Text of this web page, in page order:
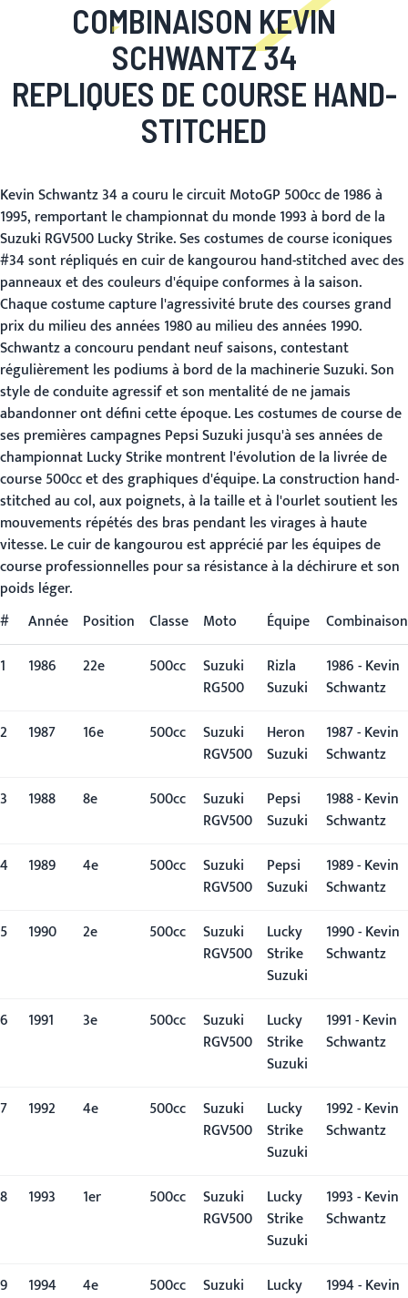
COMBINAISON KEVIN
SCHWANTZ 34
REPLIQUES DE COURSE HAND-
STITCHED
Kevin Schwantz 34 a couru le circuit MotoGP 500cc de 1986 à
1995, remportant le championnat du monde 1993 à bord de la
Suzuki RGV500 Lucky Strike. Ses costumes de course iconiques
#34 sont répliqués en cuir de kangourou hand-stitched avec des
panneaux et des couleurs d'équipe conformes à la saison.
Chaque costume capture l'agressivité brute des courses grand
prix du milieu des années 1980 au milieu des années 1990.
Schwantz a concouru pendant neuf saisons, contestant
régulièrement les podiums à bord de la machinerie Suzuki. Son
style de conduite agressif et son mentalité de ne jamais
abandonner ont défini cette époque. Les costumes de course de
ses premières campagnes Pepsi Suzuki jusqu'à ses années de
championnat Lucky Strike montrent l'évolution de la livrée de
course 500cc et des graphiques d'équipe. La construction hand-
stitched au col, aux poignets, à la taille et à l'ourlet soutient les
mouvements répétés des bras pendant les virages à haute
vitesse. Le cuir de kangourou est apprécié par les équipes de
course professionnelles pour sa résistance à la déchirure et son
poids léger.
#
Année Position Classe Moto Équipe
Combinaison
1
1986 22e 500cc
Suzuki
RG500
Rizla
Suzuki
1986 - Kevin
Schwantz
2
1987 16e 500cc
Suzuki
RGV500
Heron
Suzuki
1987 - Kevin
Schwantz
3
1988 8e 500cc
Suzuki
RGV500
Pepsi
Suzuki
1988 - Kevin
Schwantz
4
1989 4e 500cc
Suzuki
RGV500
Pepsi
Suzuki
1989 - Kevin
Schwantz
5
1990 2e 500cc
Suzuki
RGV500
Lucky
Strike
Suzuki
1990 - Kevin
Schwantz
6 1991 3e 500cc
Suzuki
RGV500
Lucky
Strike
Suzuki
1991 - Kevin
Schwantz
7 1992 4e 500cc
Suzuki
RGV500
Lucky
Strike
Suzuki
1992 - Kevin
Schwantz
8 1993 1er 500cc
Suzuki
RGV500
Lucky
Strike
Suzuki
1993 - Kevin
Schwantz
9 1994 4e 500cc
Suzuki
Lucky
1994 - Kevin